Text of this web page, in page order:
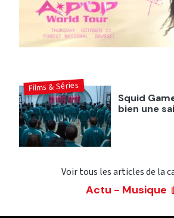
Squid
bien une
Films & Séries
Voir tous les articles de la
Actu - Musique